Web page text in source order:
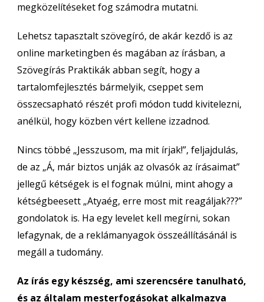
megközelítéseket fog számodra mutatni.
Lehetsz tapasztalt szövegíró, de akár kezdő is az
online marketingben és magában az írásban, a
Szövegírás Praktikák abban segít, hogy a
tartalomfejlesztés bármelyik, cseppet sem
összecsapható részét profi módon tudd kivitelezni,
anélkül, hogy közben vért kellene izzadnod.
Nincs többé „Jesszusom, ma mit írjak!”, feljajdulás,
de az „Á, már biztos unják az olvasók az írásaimat”
jellegű kétségek is el fognak múlni, mint ahogy a
kétségbeesett „Atyaég, erre most mit reagáljak???”
gondolatok is. Ha egy levelet kell megírni, sokan
lefagynak, de a reklámanyagok összeállításánál is
megáll a tudomány.
Az írás egy készség, ami szerencsére tanulható,
és az általam mesterfogásokat alkalmazva